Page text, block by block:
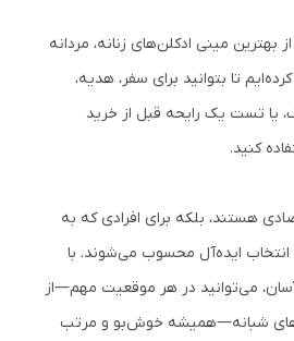
مینی ادکلن‌های زنانه، مردانه
تا بتوانید برای سفر، هدیه،
یا تست یک رایحه قبل از خرید
کنید.
هستند، بلکه برای افرادی که به
انتخاب ایده‌آل محسوب می‌شوند. با
می‌توانید در هر موقعیت مهم—از
شبانه—همیشه خوش‌بو و مرتب